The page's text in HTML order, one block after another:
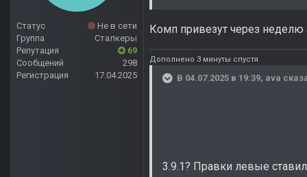
Статус
Не в сети
Группа
Сталкеры
Репутация
69
Сообщений
298
Регистрация
17.04.2025
Комп привезут через
Дополнено 3 минуты спустя
В 04.07.2025 в 19:39, ava
3.9.1? Правки левые